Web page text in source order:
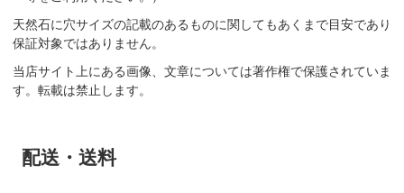
天然石に穴サイズの記載のあるものに関してもあくまで目安であり
保証対象ではありません。
当店サイト上にある画像、文章については著作権で保護されていま
す。転載は禁止します。
配送・送料